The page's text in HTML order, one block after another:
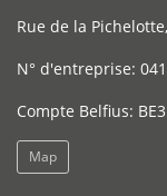
Rue de la
N° d'entreprise:
Compte Belfius:
Map